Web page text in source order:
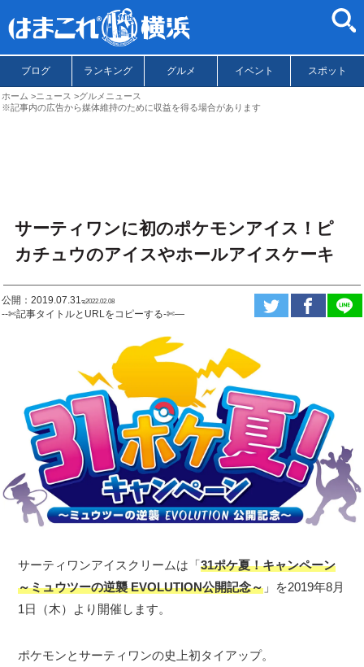
ブログ ランキング グルメ イベント スポット
ホーム ニュース
グルメニュース
※記事内の広告から媒体維持のために収益を得る場合があります
サーティワンに初のポケモンアイス！ピ
カチュウのアイスやホールアイスケーキ
公開：2019.07.31ಇ2022.02.08
--✄記事タイトルとURLをコピーする-✄—
サーティワンアイスクリームは「31ポケ夏！キャンペーン
～ミュウツーの逆襲 EVOLUTION公開記念～ 」を2019年8月
1日（木）より開催します。
ポケモンとサーティワンの史上初タイアップ。